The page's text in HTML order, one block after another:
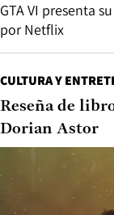
GTA VI presenta
por Netflix
CULTURA Y
Reseña de
Dorian Astor